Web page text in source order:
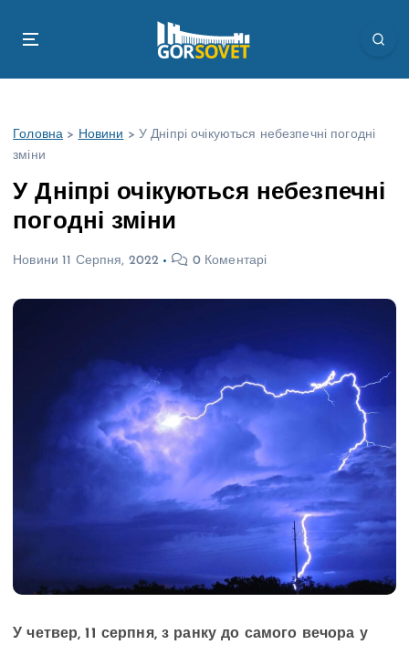
Головна > Новини > У Дніпрі очікуються небезпечні погодні
зміни
У Дніпрі очікуються небезпечні
погодні зміни
Новини 11 Серпня, 2022 0 Коментарі
У четвер, 11 серпня, з ранку до самого вечора у